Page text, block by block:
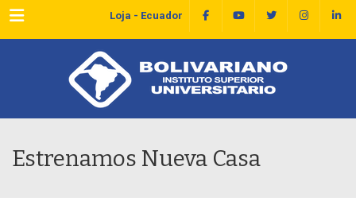
Menu Loja - Ecuador
Estrenamos Nueva Casa